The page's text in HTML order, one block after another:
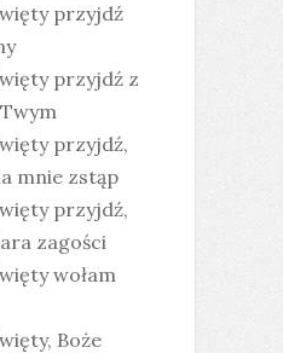
przyjdź
przyjdź z
przyjdź,
mnie zstąp
przyjdź,
zagości
wołam
Boże